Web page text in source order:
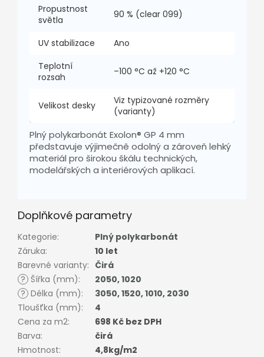
Propustnost
světla
90 % (clear 099)
UV stabilizace
Ano
Teplotní
rozsah
–100 °C až +120 °C
Velikost desky
Viz typizované rozměry
(varianty)
Plný polykarbonát Exolon® GP 4 mm
představuje výjimečně odolný a zároveň lehký
materiál pro širokou škálu technických,
modelářských a interiérových aplikací.
Doplňkové parametry
Kategorie:
Plný polykarbonát
Záruka:
10 let
Barevné varianty: Čirá
? Šířka (mm): 2050,1020
? Délka (mm): 3050,1520,1010, 2030
Tloušťka (mm):
4
Cena za m2:
698 Kč bez DPH
Barva:
čirá
Hmotnost: 4,8kg/m2